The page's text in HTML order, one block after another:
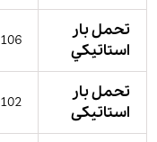
تحمل بار
استاتيكي
106 کیلو نیوتن
تحمل بار
استاتیکی
102 کیلو نیوتن